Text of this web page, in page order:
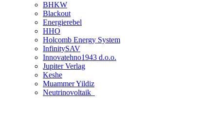
BHKW
Blackout
Energierebel
HHO
Holcomb Energy System
InfinitySAV
Innovatehno1943 d.o.o.
Jupiter Verlag
Keshe
Muammer Yildiz
Neutrinovoltaik